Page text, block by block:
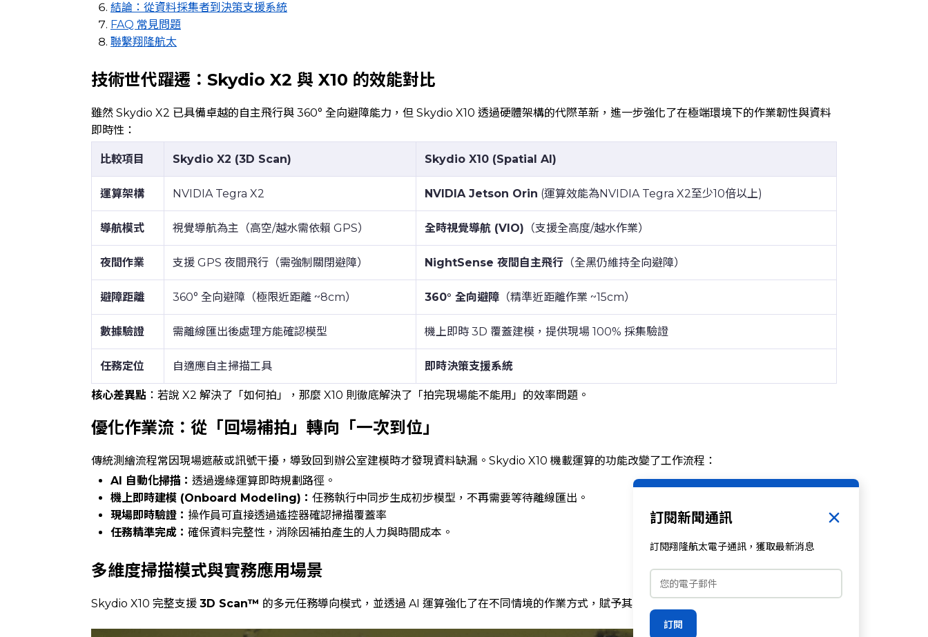
結論：從資料採集者到決策支援系統
FAQ 常見問題
聯繫翔隆航太
技術世代躍遷：Skydio X2 與 X10 的效能對比
雖然 Skydio X2 已具備卓越的自主飛行與 360° 全向避障能力，但 Skydio X10 透過硬體架構的代際革新，進一步強化了在極端環境下的作業韌性與資料
即時性：
比較項目 Skydio X2 (3D Scan) Skydio X10 (Spatial AI)
運算架構 NVIDIA Tegra X2 NVIDIA Jetson Orin (運算效能為NVIDIA Tegra X2至少10倍以上)
導航模式 視覺導航為主（高空/越水需依賴 GPS） 全時視覺導航 (VIO) （支援全高度/越水作業）
夜間作業 支援 GPS 夜間飛行（需強制關閉避障） NightSense 夜間自主飛行 （全黑仍維持全向避障）
避障距離 360° 全向避障（極限近距離 ~8cm） 360° 全向避障 （精準近距離作業 ~15cm）
數據驗證 需離線匯出後處理方能確認模型 機上即時 3D 覆蓋建模，提供現場 100% 採集驗證
任務定位 自適應自主掃描工具 即時決策支援系統
核心差異點 ：若說 X2 解決了「如何拍」，那麼 X10 則徹底解決了「拍完現場能不能用」的效率問題。
優化作業流：從「回場補拍」轉向「一次到位」
傳統測繪流程常因現場遮蔽或訊號干擾，導致回到辦公室建模時才發現資料缺漏。Skydio X10 機載運算的功能改變了工作流程：
AI 自動化掃描： 透過邊緣運算即時規劃路徑。
機上即時建模 (Onboard Modeling)： 任務執行中同步生成初步模型，不再需要等待離線匯出。
現場即時驗證： 操作員可直接透過遙控器確認掃描覆蓋率
任務精準完成： 確保資料完整性，消除因補拍產生的人力與時間成本。
多維度掃描模式與實務應用場景
Skydio X10 完整支援 3D Scan™ 的多元任務導向模式，並透過 AI 運算強化了在不同情境的作業方式，賦予其更強大的環境適應力：
訂閱新聞通訊
訂閱翔隆航太電子通訊，獲取最新消息